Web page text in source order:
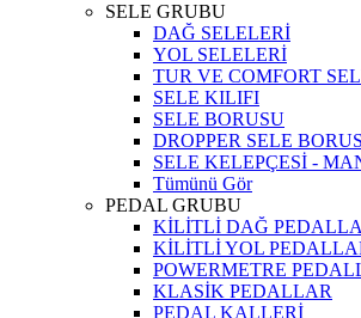
SELE GRUBU
DAĞ SELELERİ
YOL SELELERİ
TUR VE COMFORT
SELE KILIFI
SELE BORUSU
DROPPER SELE
SELE KELEPÇESİ -
Tümünü Gör
PEDAL GRUBU
KİLİTLİ DAĞ
KİLİTLİ YOL
POWERMETRE
KLASİK PEDALLAR
PEDAL KALLERİ